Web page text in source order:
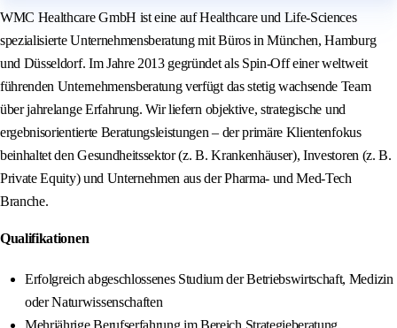
WMC Healthcare GmbH ist eine auf Healthcare und Life-Sciences
spezialisierte Unternehmensberatung mit Büros in München, Hamburg
und Düsseldorf. Im Jahre 2013 gegründet als Spin-Off einer weltweit
führenden Unternehmensberatung verfügt das stetig wachsende Team
über jahrelange Erfahrung. Wir liefern objektive, strategische und
ergebnisorientierte Beratungsleistungen – der primäre Klientenfokus
beinhaltet den Gesundheitssektor (z. B. Krankenhäuser), Investoren (z. B.
Private Equity) und Unternehmen aus der Pharma- und Med‑Tech
Branche.
Qualifikationen
Erfolgreich abgeschlossenes Studium der Betriebswirtschaft, Medizin
oder Naturwissenschaften